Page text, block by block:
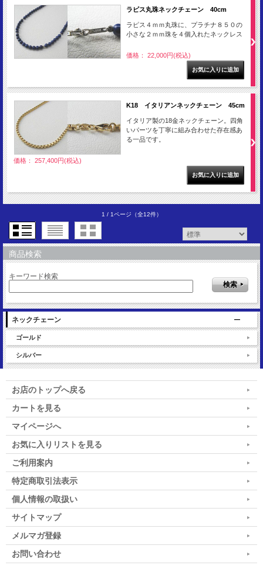
ラピス丸珠ネックチェーン 40cm
ラピス４ｍｍ丸珠に、プラチナ８５０の
小さな２ｍｍ珠を４個入れたネックレス
価格： 22,000円(税込)
K18 イタリアンネックチェーン 45cm
イタリア製の18金ネックチェーン。四角
いパーツを丁寧に組み合わせた存在感あ
る一品です。
価格： 257,400円(税込)
1 / 1ページ （全12件）
商品検索
キーワード検索
ネックチェーン
ゴールド
シルバー
お店のトップへ戻る
カートを見る
マイページへ
お気に入りリストを見る
ご利用案内
特定商取引法表示
個人情報の取扱い
サイトマップ
メルマガ登録
お問い合わせ